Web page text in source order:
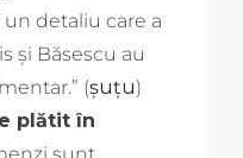
detaliu care a
și Băsescu au
(șuțu)
plătit în